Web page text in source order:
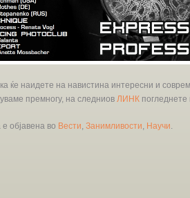
ќе наидете на навистина интересни и
премногу, на следниов ЛИНК
објавена во Вести, Занимливости, Научи.